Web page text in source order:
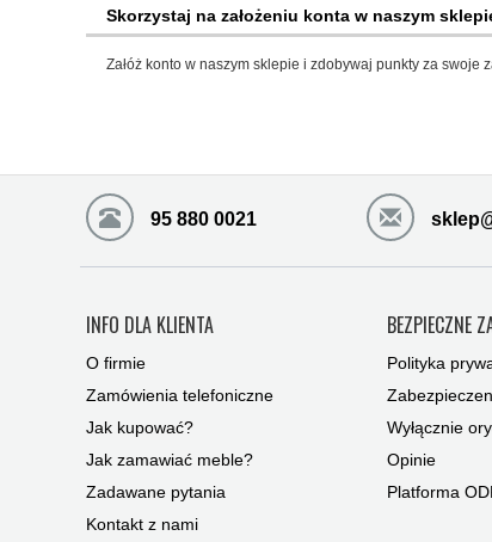
Skorzystaj na założeniu konta w naszym
Załóż konto w naszym sklepie i zdobywaj punkty za
95 880 0021
INFO DLA KLIENTA
O firmie
Zamówienia telefoniczne
Jak kupować?
Jak zamawiać meble?
Zadawane pytania
Kontakt z nami
BEZPIECZNE
Polityka
Wyłącznie
Opinie
Platforma